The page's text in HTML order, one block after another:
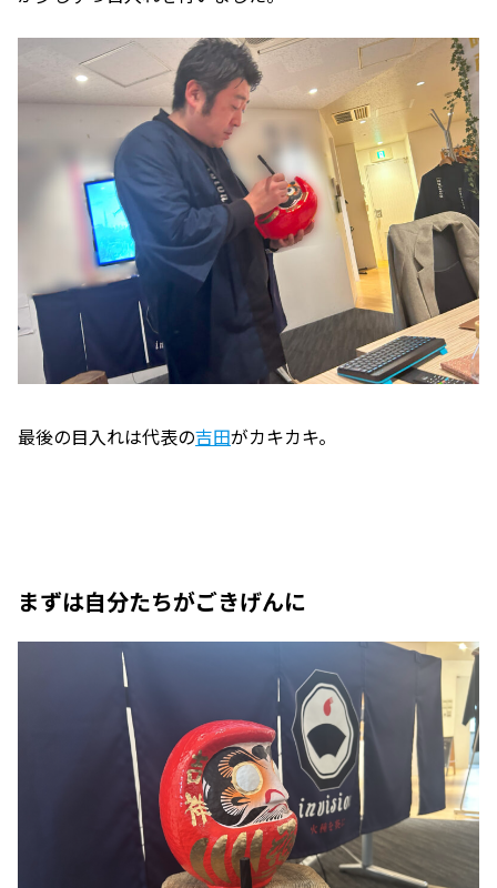
最後の目入れは代表の吉田がカキカキ。
まずは自分たちがごきげんに